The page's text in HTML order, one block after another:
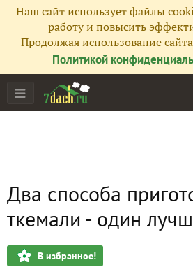
Наш сайт использует файлы
работу и повысить
Продолжая использование
Политикой
Два способа
ткемали - один
В избранное!